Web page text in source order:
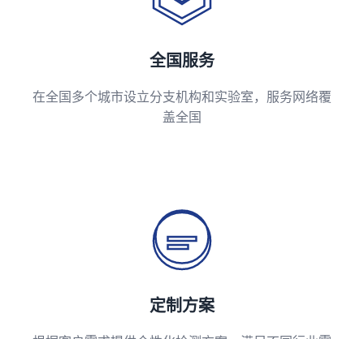
全国服务
在全国多个城市设立分支机构和实验室，服务网络覆
盖全国
定制方案